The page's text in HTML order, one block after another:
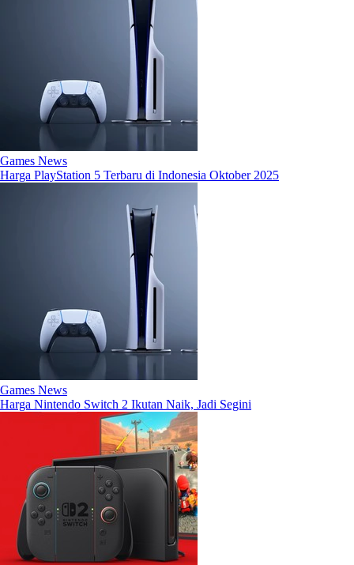
Games News
Harga PlayStation 5 Terbaru di Indonesia Oktober 2025
Games News
Harga Nintendo Switch 2 Ikutan Naik, Jadi Segini